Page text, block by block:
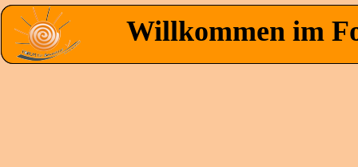
Willkommen im
Willkommen im